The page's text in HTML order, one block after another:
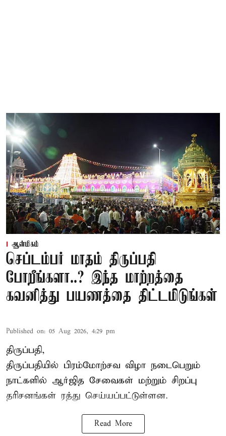
ஆன்மிகம்
செப்டம்பர் மாதம் திருப்பதி
போறீங்களா..? இந்த மாற்றத்தை
கவனித்து பயணத்தை திட்டமிடுங்கள்
Published on: 05 Aug 2026, 4:29 pm
திருப்பதி,
திருப்பதியில் பிரம்மோற்சவ விழா நடைபெறும்
நாட்களில் ஆர்ஜித சேவைகள் மற்றும் சிறப்பு
தரிசனங்கள் ரத்து செய்யப்பட்டுள்ளன.
Read More